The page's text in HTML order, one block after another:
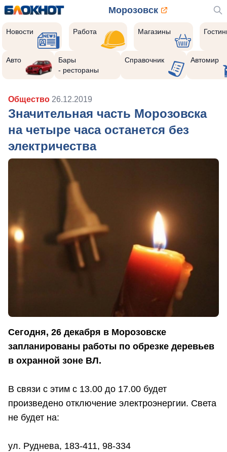
Морозовск
Новости Работа Магазины
Авто
Бары
- рестораны
Справочник Автомир
Общество 26.12.2019
Значительная часть Морозовска
на четыре часа останется без
электричества
Сегодня, 26 декабря в Морозовске
запланированы работы по обрезке деревьев
в охранной зоне ВЛ.
В связи с этим с 13.00 до 17.00 будет
произведено отключение электроэнергии. Света
не будет на:
ул. Руднева, 183-411, 98-334